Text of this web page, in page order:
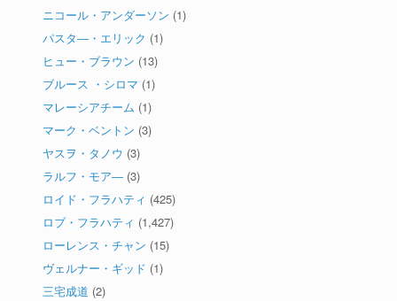
ニコール・アンダーソン (1)
パスタ―・エリック (1)
ヒュー・ブラウン (13)
ブルース ・シロマ (1)
マレーシアチーム (1)
マーク・ベントン (3)
ヤスヲ・タノウ (3)
ラルフ・モア― (3)
ロイド・フラハティ (425)
ロブ・フラハティ (1,427)
ローレンス・チャン (15)
ヴェルナー・ギッド (1)
三宅成道 (2)